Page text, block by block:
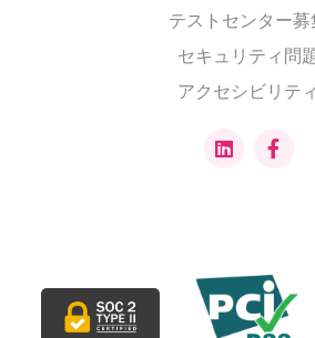
テストセンター募
セキュリティ問
アクセシビリティ